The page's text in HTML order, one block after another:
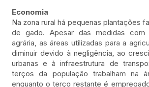
Economia
Na zona rural há pequenas plantações
de gado. Apesar das medidas com
agrária, as áreas utilizadas para a
diminuir devido à negligência, ao
urbanas e à infraestrutura de
terços da população trabalham na
enquanto o terço restante é